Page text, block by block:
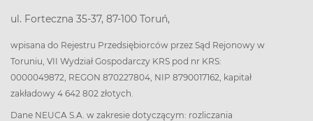
ul. Forteczna 35-37, 87-100 Toruń,
wpisana do Rejestru Przedsiębiorców przez Sąd Rejonowy w
Toruniu, VII Wydział Gospodarczy KRS pod nr KRS:
0000049872, REGON 870227804, NIP 8790017162, kapitał
zakładowy 4 642 802 złotych.
Dane NEUCA S.A. w zakresie dotyczącym: rozliczania